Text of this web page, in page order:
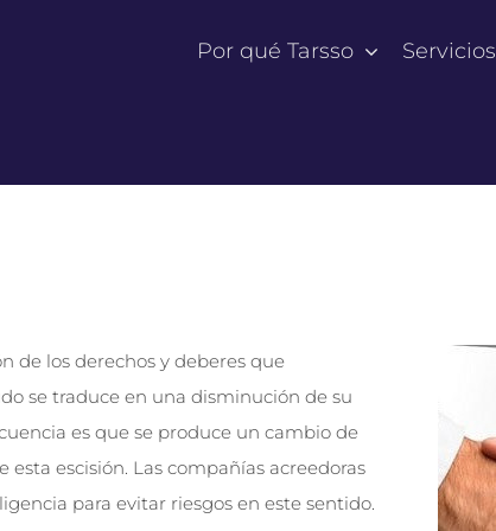
Por qué Tarsso Servicios
de los derechos y deberes que
se traduce en una disminución de su
es que se produce un cambio de
escisión. Las compañías acreedoras
para evitar riesgos en este sentido.